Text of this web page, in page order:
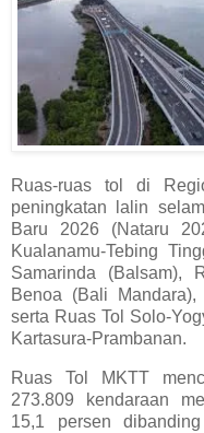
Ruas-ruas tol di
peningkatan lalin
Baru 2026 (Nataru
Kualanamu-Tebing
Samarinda (Balsam),
Benoa (Bali
serta Ruas Tol Solo-
Kartasura-Prambanan.
Ruas Tol MKTT
273.809 kendaraan
15,1 persen